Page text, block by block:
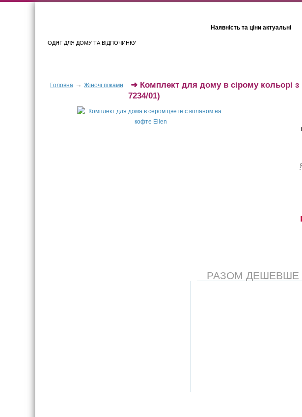
ОДЯГ ДЛЯ ДОМУ ТА ВІДПОЧИНКУ
Наявність та ціни актуальні
Головна → Жіночі піжами ➜ Комплект для дому в сірому кольорі
7234/01)
РАЗОМ ДЕШЕВШЕ